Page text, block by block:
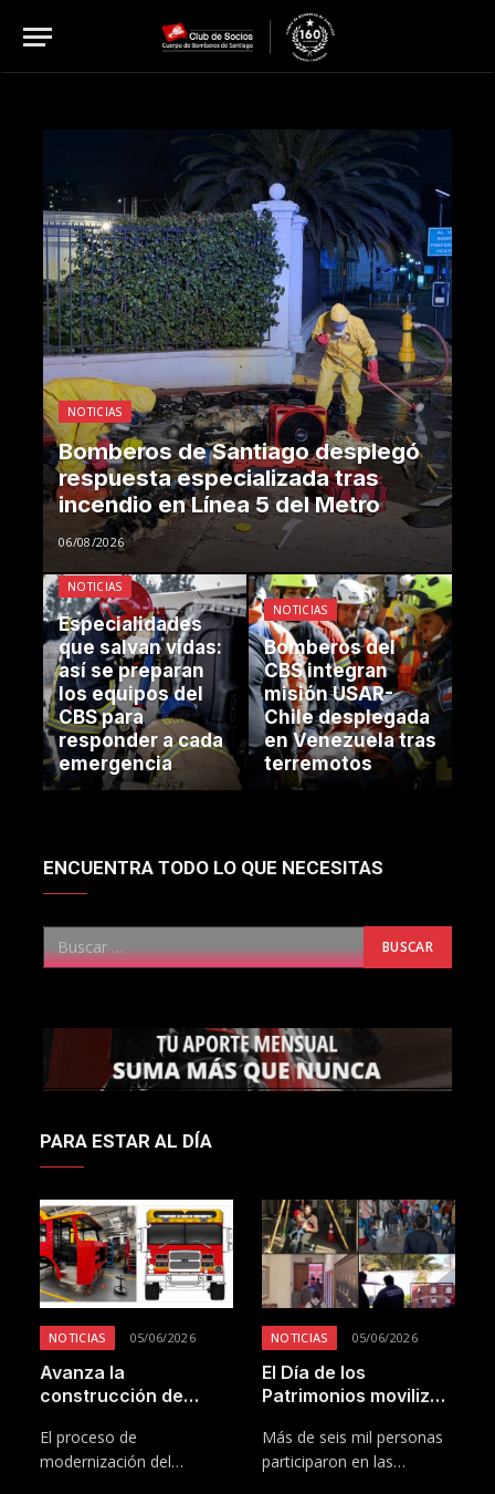
NOTICIAS
Bomberos de Santiago desplegó
respuesta especializada tras
incendio en Línea 5 del Metro
06/08/2026
NOTICIAS
Especialidades
que salvan vidas:
así se preparan
los equipos del
CBS para
responder a cada
emergencia
NOTICIAS
Bomberos del
CBS integran
misión USAR-
Chile desplegada
en Venezuela tras
terremotos
ENCUENTRA TODO LO QUE NECESITAS
PARA ESTAR AL DÍA
NOTICIAS 05/06/2026
Avanza la
construcción de
para la 10ª Compañía
del Cuerpo de
El proceso de
modernización del
NOTICIAS 05/06/2026
El Día de los
Patrimonios movilizó
al Cuerpo de
Bomberos de
Más de seis mil personas
participaron en las